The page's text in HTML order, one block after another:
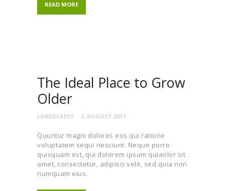
READ MORE
The Ideal Place to Grow
Older
LANDSCAPES 2. AUGUST 2017
Quuntur magni dolores eos qui ratione
voluptatem sequi nesciunt. Neque porro
quisquam est, qui dolorem ipsum quiaolor sit
amet, consectetur, adipisci velit, sed quia non
numquam eius.